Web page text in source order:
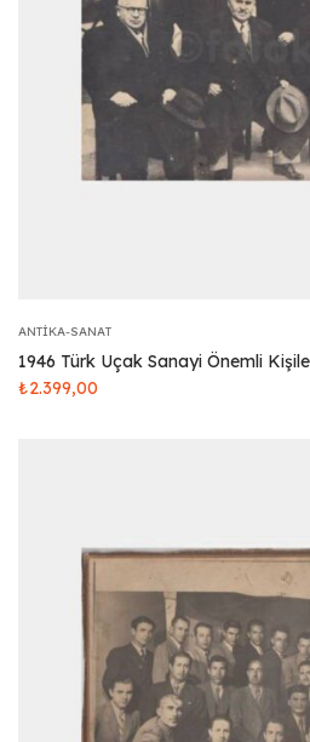
ANTIKA-SANAT
1946 Türk Uçak Sanayi Önemli
₺2.399,00